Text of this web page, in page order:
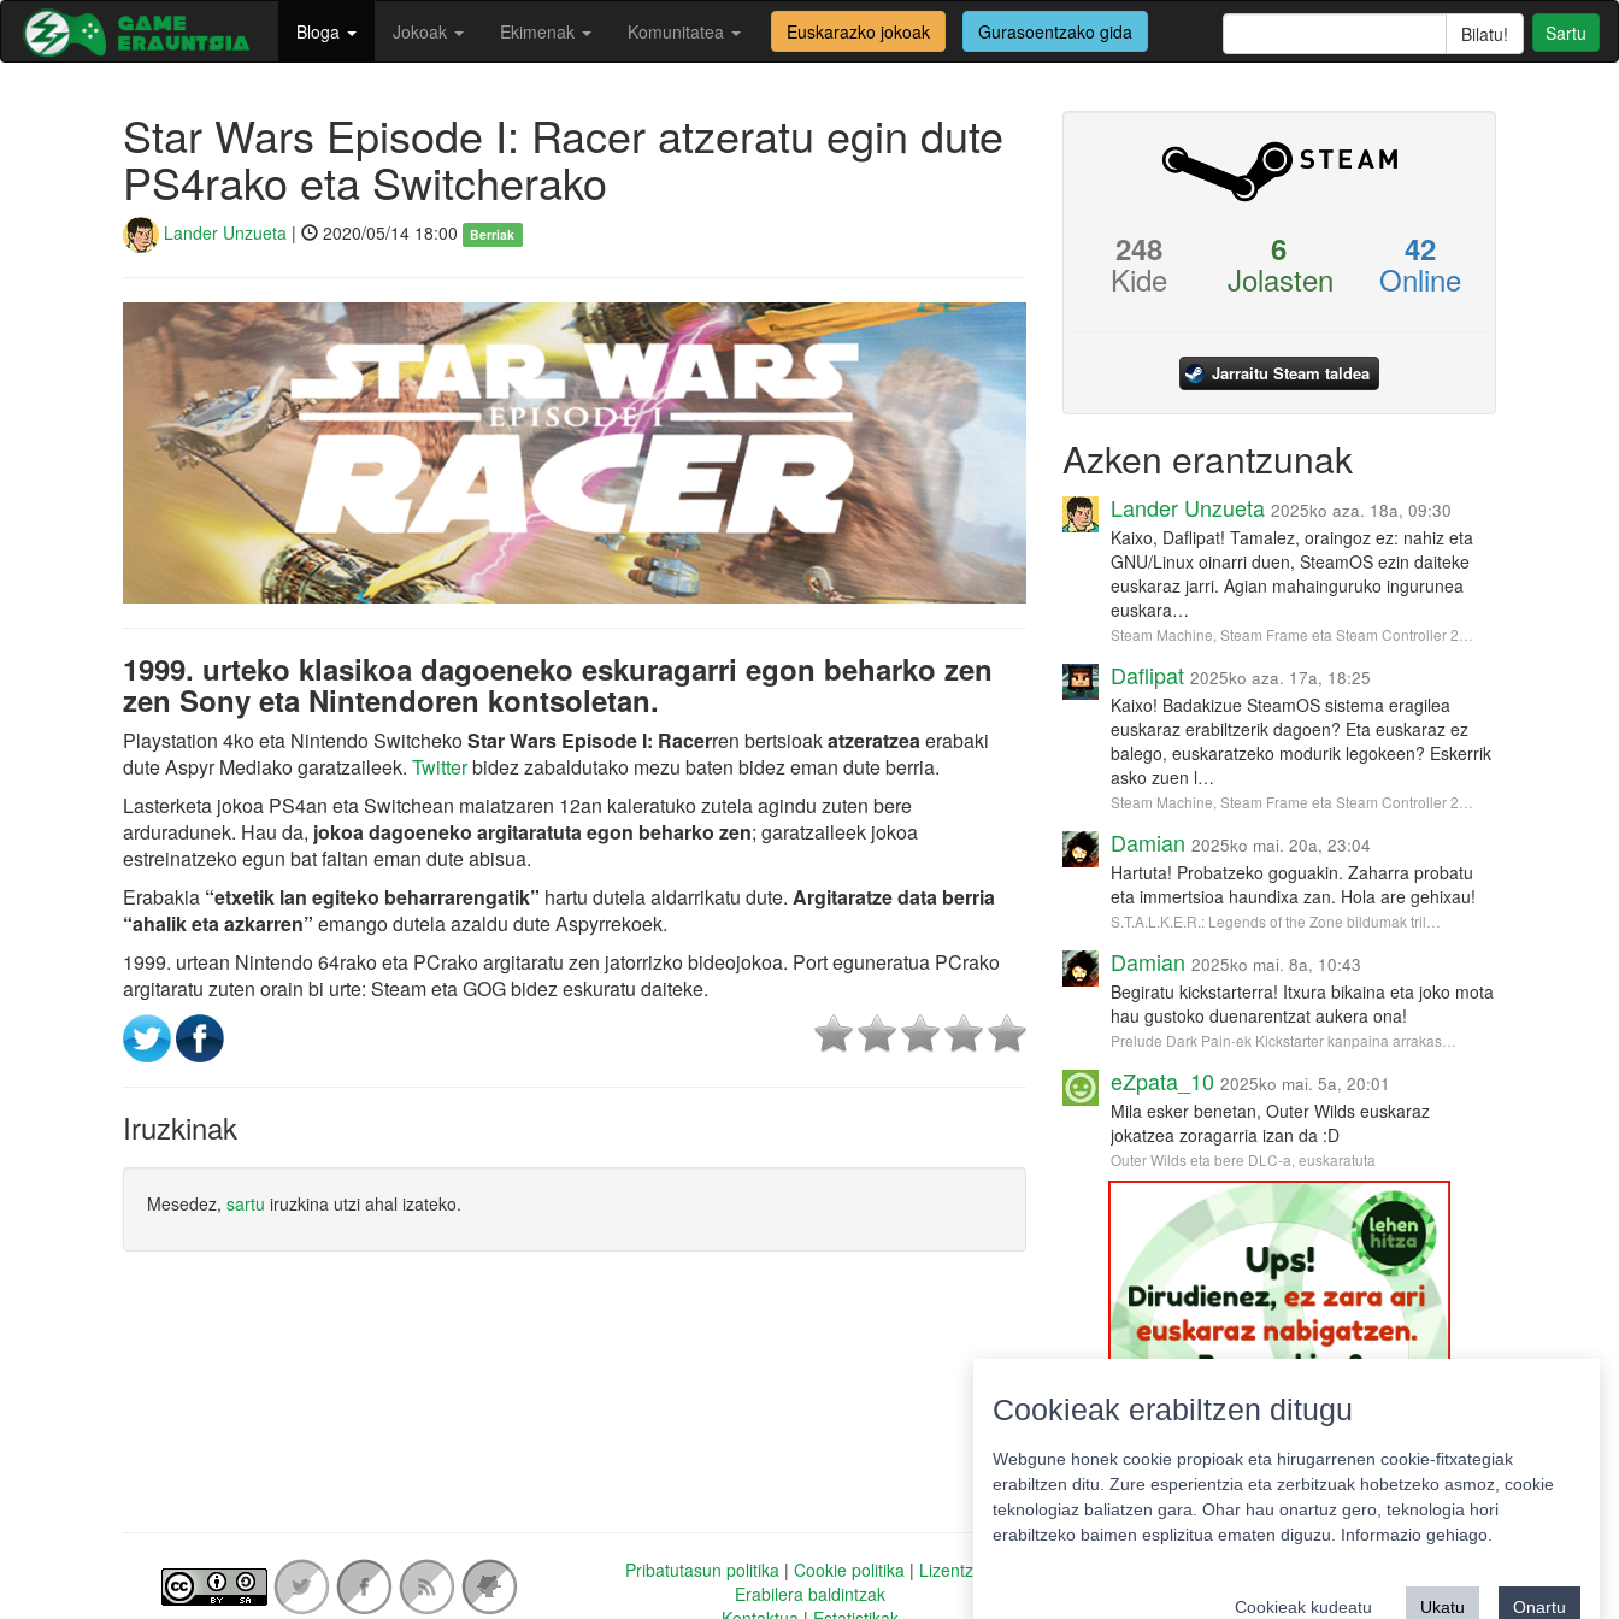
Bloga Jokoak Ekimenak Komunitatea Euskarazko jokoak Gurasoentzako gida Sartu
Star Wars Episode I: Racer atzeratu egin dute
PS4rako eta Switcherako
Lander Unzueta | 2020/05/14 18:00 Berriak
1999. urteko klasikoa dagoeneko eskuragarri egon beharko zen
zen Sony eta Nintendoren kontsoletan.
Playstation 4ko eta Nintendo SwitchekoStar Wars Episode I: Racerren bertsioakatzeratzeaerabaki
dute Aspyr Mediako garatzaileek. Twitterbidez zabaldutako mezu baten bidez eman dute berria.
Lasterketa jokoa PS4an eta Switchean maiatzaren 12an kaleratuko zutela agindu zuten bere
arduradunek. Hau da, jokoa dagoeneko argitaratuta egon beharko zen; garatzaileek jokoa
estreinatzeko egun bat faltan eman dute abisua.
Erabakia “etxetik lan egiteko beharrarengatik” hartu dutela aldarrikatu dute. Argitaratze data berria
“ahalik eta azkarren” emango dutela azaldu dute Aspyrrekoek.
1999. urtean Nintendo 64rako eta PCrako argitaratu zen jatorrizko bideojokoa. Port eguneratua PCrako
argitaratu zuten orain bi urte: Steam eta GOG bidez eskuratu daiteke.
Iruzkinak
Mesedez, sartu iruzkina utzi ahal izateko.
248
Kide
6
Jolasten
42
Online
Jarraitu Steam taldea
Azken erantzunak
Lander Unzueta 2025ko aza. 18a, 09:30
Kaixo, Daflipat! Tamalez, oraingoz ez: nahiz eta
GNU/Linux oinarri duen, SteamOS ezin daiteke
euskaraz jarri. Agian mahainguruko ingurunea
euskara…
Steam Machine, Steam Frame eta Steam Controller 2…
Daflipat 2025ko aza. 17a, 18:25
Kaixo! Badakizue SteamOS sistema eragilea
euskaraz erabiltzerik dagoen? Eta euskaraz ez
balego, euskaratzeko modurik legokeen? Eskerrik
asko zuen l…
Steam Machine, Steam Frame eta Steam Controller 2…
Damian 2025ko mai. 20a, 23:04
Hartuta! Probatzeko goguakin. Zaharra probatu
eta immertsioa haundixa zan. Hola are gehixau!
S.T.A.L.K.E.R.: Legends of the Zone bildumak tril…
Damian 2025ko mai. 8a, 10:43
Begiratu kickstarterra! Itxura bikaina eta joko mota
hau gustoko duenarentzat aukera ona!
Prelude Dark Pain-ek Kickstarter kanpaina arrakas…
eZpata_10 2025ko mai. 5a, 20:01
Mila esker benetan, Outer Wilds euskaraz
jokatzea zoragarria izan da :D
Outer Wilds eta bere DLC-a, euskaratuta
Pribatutasun politika| Cookie politika| Lizentziak
Erabilera baldintzak
Cookieak erabiltzen ditugu
Webgune honek cookie propioak eta hirugarrenen cookie-fitxategiak
erabiltzen ditu. Zure esperientzia eta zerbitzuak hobetzeko asmoz, cookie
teknologiaz baliatzen gara. Ohar hau onartuz gero, teknologia hori
erabiltzeko baimen esplizitua ematen diguzu. Informazio gehiago.
Cookieak kudeatu Ukatu Onartu